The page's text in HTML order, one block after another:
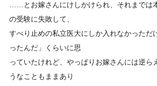
……とお嫁さんにけしかけられ、それまでは
の受験に失敗して、
すべり止めの私立医大にしか入れなかっただ
ったんだ」くらいに思
っていたけれど、やっぱりお嫁さんには逆ら
うなこともままあり